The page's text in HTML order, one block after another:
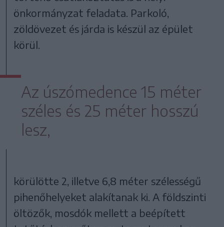
önkormányzat feladata. Parkoló,
zöldövezet és járda is készül az épület
körül.
Az úszómedence 15 méter
széles és 25 méter hosszú
lesz,
körülötte 2, illetve 6,8 méter szélességű
pihenőhelyeket alakítanak ki. A földszinti
öltözők, mosdók mellett a beépített